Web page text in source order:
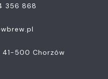
356 868
41-500 Chorzów